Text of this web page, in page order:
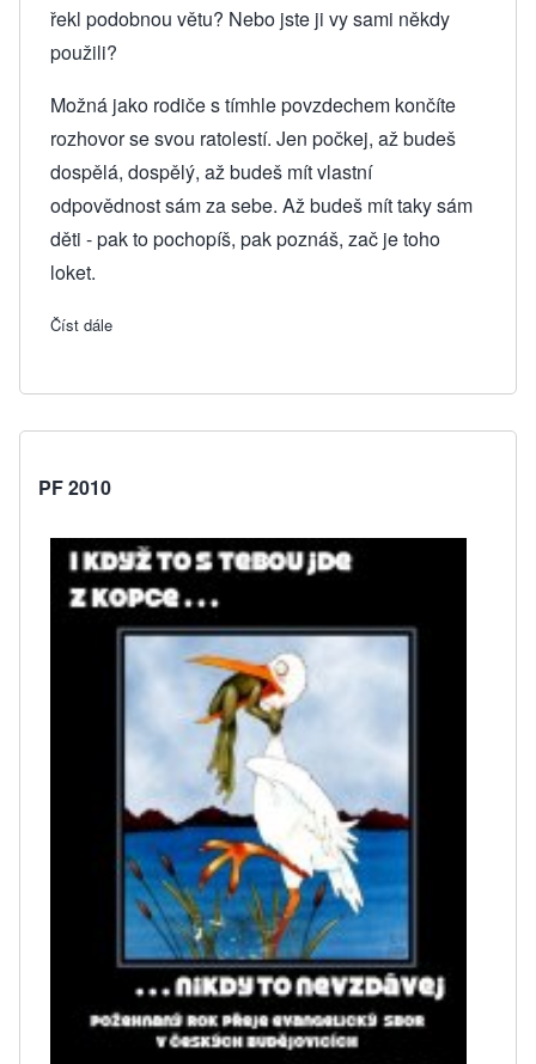
řekl podobnou větu? Nebo jste ji vy sami někdy
použili?
Možná jako rodiče s tímhle povzdechem končíte
rozhovor se svou ratolestí. Jen počkej, až budeš
dospělá, dospělý, až budeš mít vlastní
odpovědnost sám za sebe. Až budeš mít taky sám
děti - pak to pochopíš, pak poznáš, zač je toho
loket.
Číst dále
PF 2010